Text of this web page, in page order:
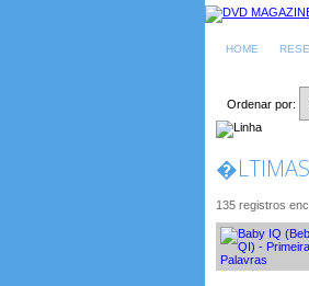
HOME
Ordenar por:
�LTIMAS
135 registros